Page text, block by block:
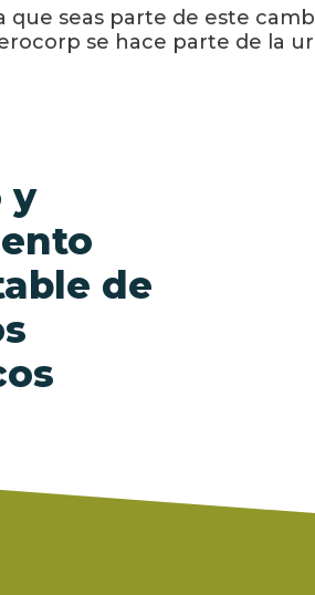
que seas parte de este
se hace parte de la
y
de